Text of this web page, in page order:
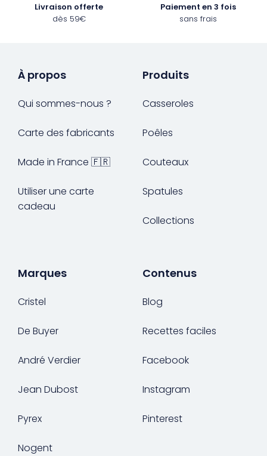
Livraison offerte
dès 59€
Paiement en 3 fois
sans frais
À propos
Qui sommes-nous ?
Carte des fabricants
Made in France 🇫🇷
Utiliser une carte
cadeau
Produits
Casseroles
Poêles
Couteaux
Spatules
Collections
Marques
Cristel
De Buyer
André Verdier
Jean Dubost
Pyrex
Nogent
Contenus
Blog
Recettes faciles
Facebook
Instagram
Pinterest